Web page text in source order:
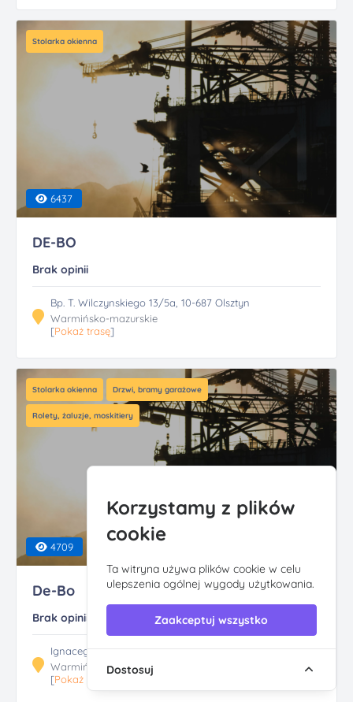
Stolarka okienna
6437
DE-BO
Brak opinii
Bp. T. Wilczynskiego 13/5a, 10-687 Olsztyn
Warmińsko-mazurskie
[Pokaż trasę]
Stolarka okienna Drzwi, bramy garażowe
Rolety, żaluzje, moskitiery
4709
De-Bo
Brak opinii
Ignacego Krasickiego 6, 10-685 Olsztyn
Warmińsko-mazurskie
[Pokaż trasę
Korzystamy z plików
cookie
Ta witryna używa plików cookie w celu
ulepszenia ogólnej wygody użytkowania.
Zaakceptuj wszystko
Dostosuj